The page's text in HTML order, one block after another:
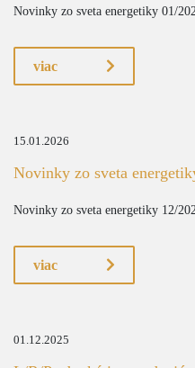
Novinky zo sveta energetiky 01/
viac
15.01.2026
Novinky zo sveta
Novinky zo sveta energetiky 12/
viac
01.12.2025